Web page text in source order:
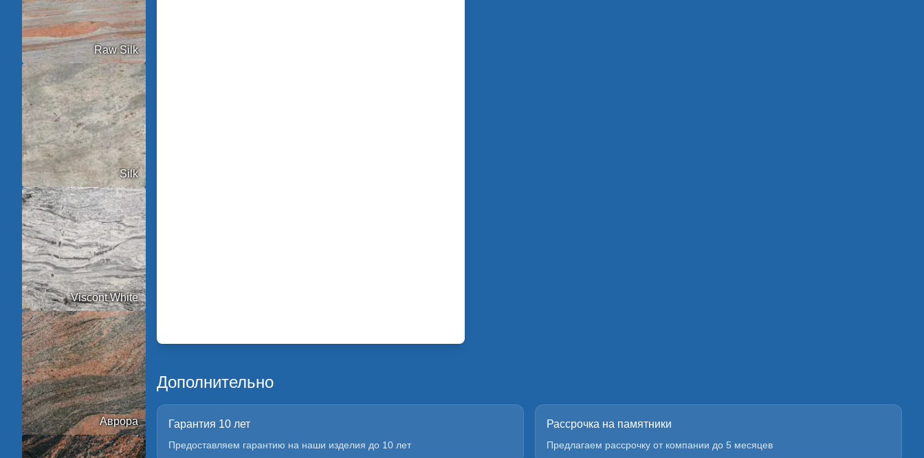
Raw Silk
Silk
Viscont White
Аврора
Дополнительно
Гарантия 10 лет
Предоставляем гарантию на наши изделия до 10 лет
Рассрочка на памятники
Предлагаем рассрочку от компании до 5 месяцев